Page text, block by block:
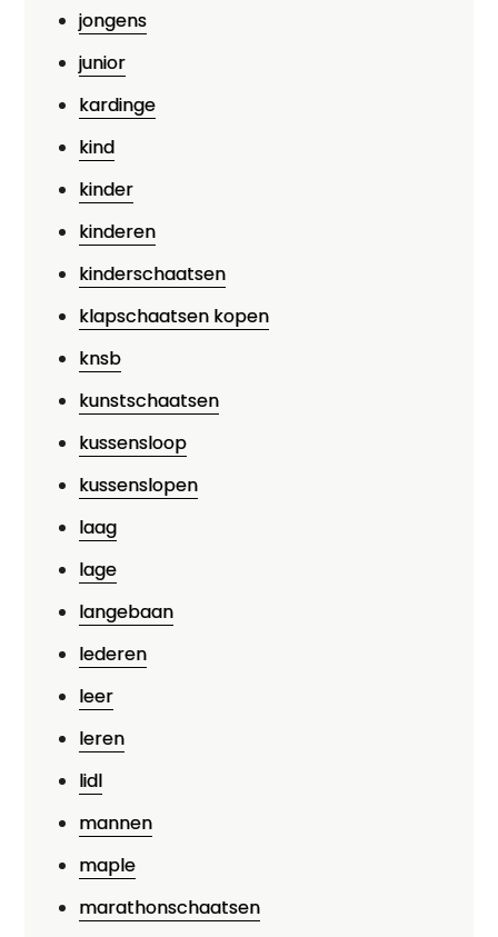
jongens
junior
kardinge
kind
kinder
kinderen
kinderschaatsen
klapschaatsen kopen
knsb
kunstschaatsen
kussensloop
kussenslopen
laag
lage
langebaan
lederen
leer
leren
lidl
mannen
maple
marathonschaatsen